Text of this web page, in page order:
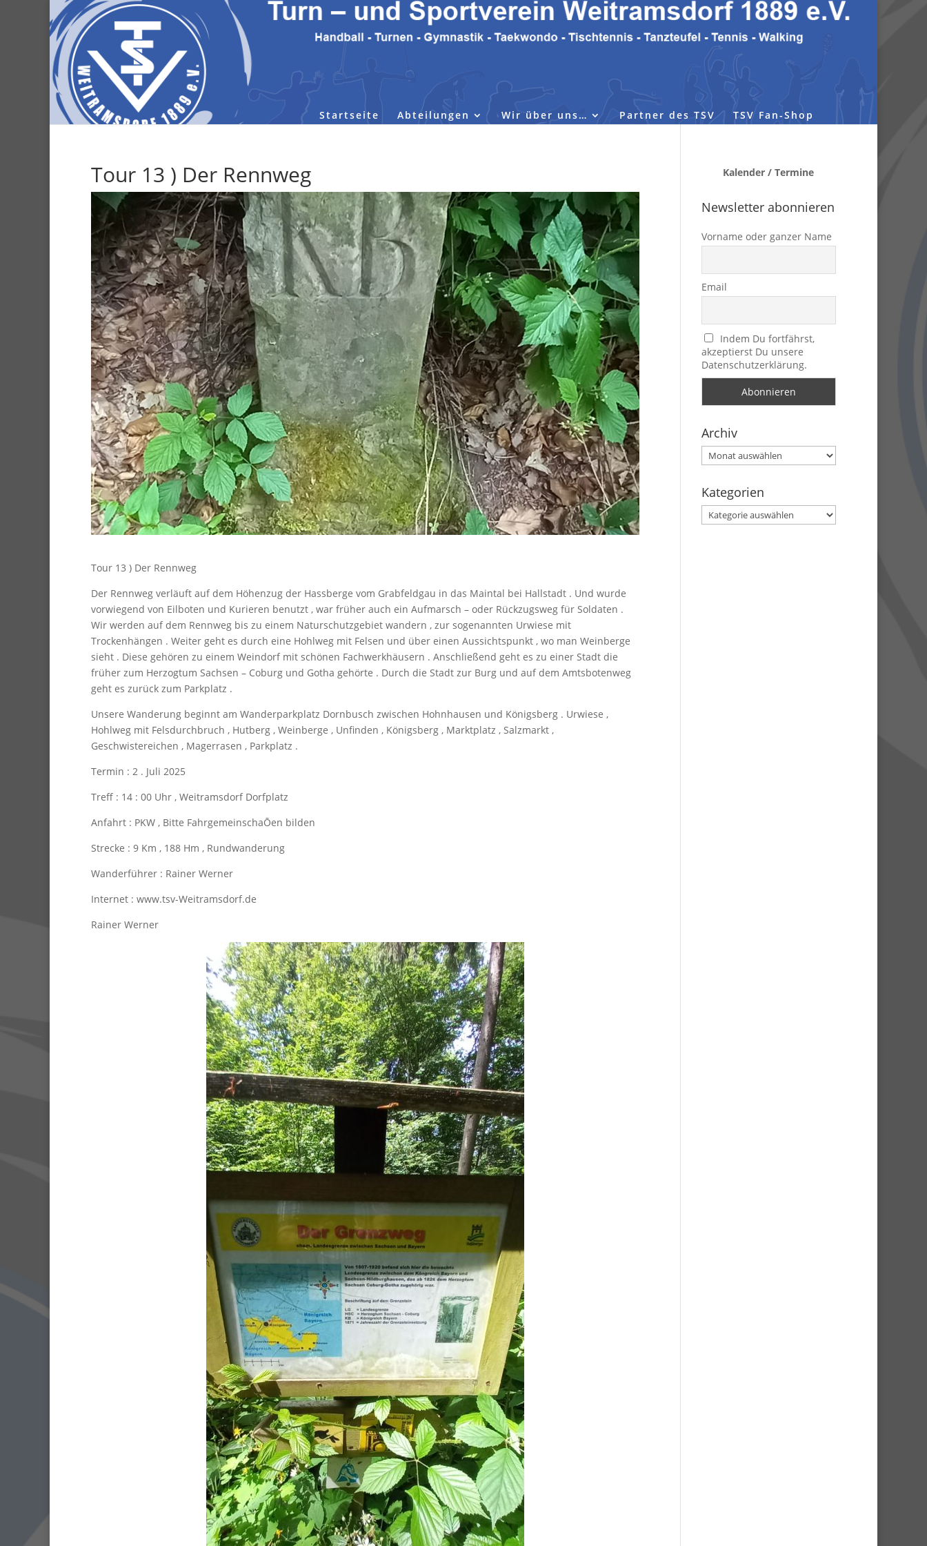
Startseite Abteilungen Wir über uns… Partner des TSV TSV Fan-Shop
Tour 13 ) Der Rennweg
Tour 13 ) Der Rennweg
Der Rennweg verläuft auf dem Höhenzug der Hassberge vom Grabfeldgau in das Maintal bei Hallstadt . Und wurde
vorwiegend von Eilboten und Kurieren benutzt , war früher auch ein Aufmarsch – oder Rückzugsweg für Soldaten .
Wir werden auf dem Rennweg bis zu einem Naturschutzgebiet wandern , zur sogenannten Urwiese mit
Trockenhängen . Weiter geht es durch eine Hohlweg mit Felsen und über einen Aussichtspunkt , wo man Weinberge
sieht . Diese gehören zu einem Weindorf mit schönen Fachwerkhäusern . Anschließend geht es zu einer Stadt die
früher zum Herzogtum Sachsen – Coburg und Gotha gehörte . Durch die Stadt zur Burg und auf dem Amtsbotenweg
geht es zurück zum Parkplatz .
Unsere Wanderung beginnt am Wanderparkplatz Dornbusch zwischen Hohnhausen und Königsberg . Urwiese ,
Hohlweg mit Felsdurchbruch , Hutberg , Weinberge , Unfinden , Königsberg , Marktplatz , Salzmarkt ,
Geschwistereichen , Magerrasen , Parkplatz .
Termin : 2 . Juli 2025
Treff : 14 : 00 Uhr , Weitramsdorf Dorfplatz
Anfahrt : PKW , Bitte FahrgemeinschaŌen bilden
Strecke : 9 Km , 188 Hm , Rundwanderung
Wanderführer : Rainer Werner
Internet : www.tsv-Weitramsdorf.de
Rainer Werner
Kalender / Termine
Newsletter abonnieren
Vorname oder ganzer Name
Email
Indem Du fortfährst,
akzeptierst Du unsere
Datenschutzerklärung.
Archiv
Archiv
Kategorien
Kategorien